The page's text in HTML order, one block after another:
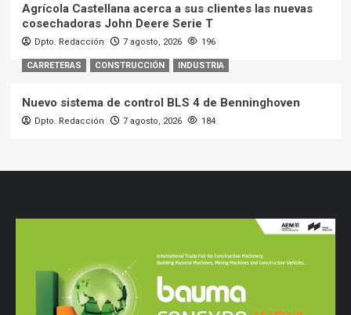
Agrícola Castellana acerca a sus clientes las nuevas
cosechadoras John Deere Serie T
Dpto. Redacción 7 agosto, 2026 196
CARRETERAS CONSTRUCCIÓN INDUSTRIA
Nuevo sistema de control BLS 4 de Benninghoven
Dpto. Redacción 7 agosto, 2026 184